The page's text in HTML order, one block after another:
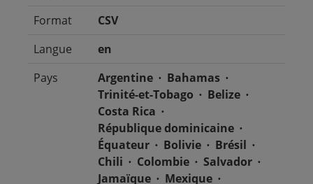
Format
CSV
Langue
en
Pays
Argentine
Bahamas
Trinité-et-Tobago
Belize
Costa Rica
République dominicaine
Équateur
Bolivie
Brésil
Chili
Colombie
Salvador
Jamaïque
Mexique